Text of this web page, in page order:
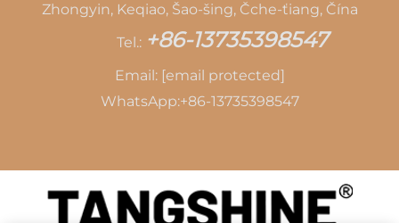
Zhongyin, Keqiao, Šao-šing, Čche-ťiang, Čína
Tel.: +86-13735398547
Email: [email protected]
WhatsApp:+86-13735398547